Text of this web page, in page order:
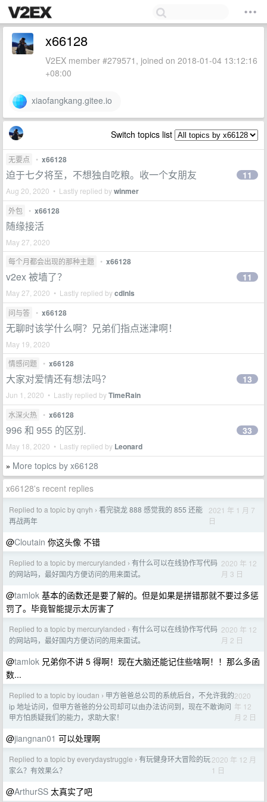
x66128
V2EX member #279571, joined on 2018-01-04 13:12:16
+08:00
xiaofangkang.gitee.io
Switch topics list
无要点 • x66128
迫于七夕将至，不想独自吃粮。收一个女朋友
Aug 20, 2020 • Lastly replied bywinmer
11
外包 • x66128
随缘接活
May 27, 2020
每个月都会出现的那种主题
• x66128
v2ex 被墙了？
May 27, 2020 • Lastly replied bycdlnls
11
问与答 • x66128
无聊时该学什么啊？兄弟们指点迷津啊！
May 19, 2020
情感问题
• x66128
大家对爱情还有想法吗？
Jun 1, 2020 • Lastly replied byTimeRain
13
水深火热 • x66128
996 和 955 的区别.
May 18, 2020 • Lastly replied by Leonard
33
» More topics by x66128
x66128's recent replies
Replied to a topic by qnyh › 看完骁龙 888 感觉我的 855 还能
再战两年
2021 年 1 月 7
日
@Cloutain 你这头像 不错
Replied to a topic by mercurylanded › 有什么可以在线协作写代码
的网站吗，最好国内方便访问的用来面试。
2020 年 12
月 3 日
@tamlok 基本的函数还是要了解的。但是如果是拼错那就不要过多惩
罚了。毕竟智能提示太厉害了
Replied to a topic by mercurylanded › 有什么可以在线协作写代码
的网站吗，最好国内方便访问的用来面试。
2020 年 12
月 2 日
@tamlok 兄弟你不讲 5 得啊！现在大脑还能记住些啥啊！！那么多函
数...
Replied to a topic by ioudan › 甲方爸爸总公司的系统后台，不允许我的
ip 地址访问，但甲方爸爸的分公司却可以由办法访问到，现在不敢询问
甲方怕质疑我们的能力，求助大家！
2020
年 12
月 2 日
@jiangnan01 可以处理啊
Replied to a topic by everydaystruggle › 有玩健身环大冒险的玩
家么？有效果么？
2020 年 12 月
1 日
@ArthurSS 太真实了吧